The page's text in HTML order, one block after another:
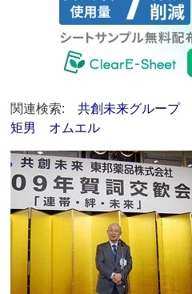
関連検索:共創未来グループ
矩男
オムエル